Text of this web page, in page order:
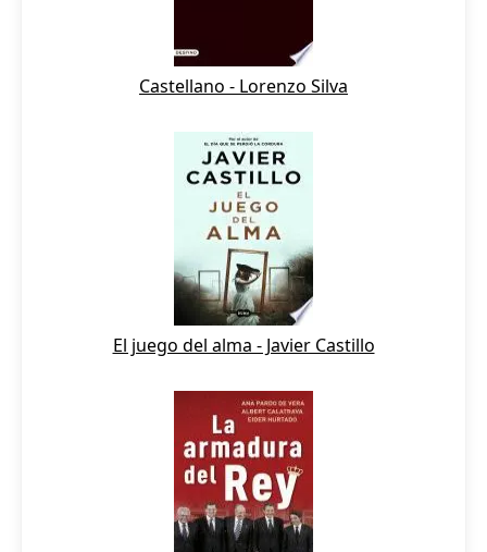
Castellano - Lorenzo Silva
El juego del alma - Javier Castillo